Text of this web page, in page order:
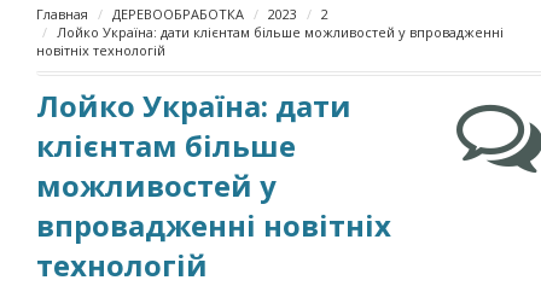
Главная ДЕРЕВООБРАБОТКА 2023
2
Лойко Україна: дати клієнтам більше можливостей у впровадженні
новітніх технологій
Лойко Україна: дати
клієнтам більше
можливостей у
впровадженні новітніх
технологій